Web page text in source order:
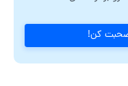
صحبت کن!